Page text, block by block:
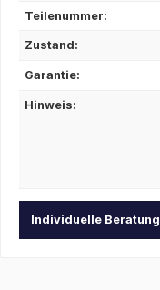
Teilenummer:
Zustand:
Garantie:
Hinweis:
Individuelle Beratung